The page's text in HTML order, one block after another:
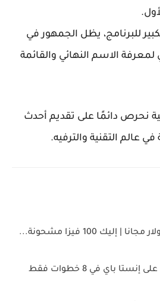
للبرنامج، يظل الجمهور في
لمعرفة الاسم النهائي والقائمة
نحرص دائمًا على تقديم أحدث
في عالم التقنية والترفيه.
باي في 8 خطوات فقط